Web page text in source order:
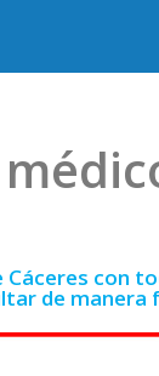
con
de manera